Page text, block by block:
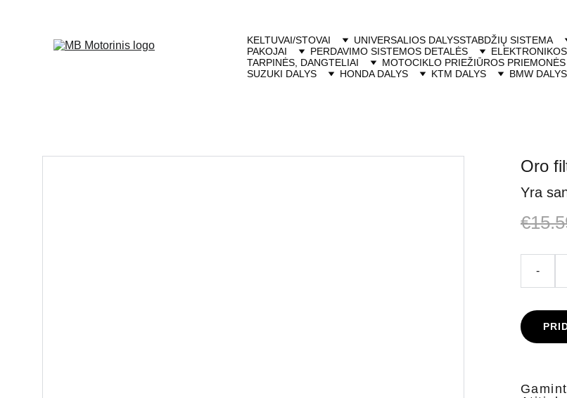
KELTUVAI/STOVAI UNIVERSALIOS DALYSSTABDŽIŲ SISTEMA
PAKOJAI
PERDAVIMO SISTEMOS DETALĖS
TARPINĖS, DANGTELIAI
MOTOCIKLO PRIEŽIŪROS PRIEMONĖS
SUZUKI DALYS
HONDA DALYS KTM DALYS BMW DALYS
Oro
Yra
-